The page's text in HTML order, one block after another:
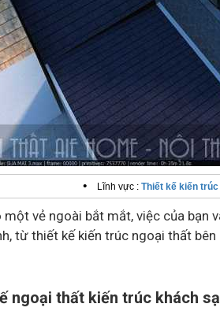
• Lĩnh vực : Thiết kế kiến
một vẻ ngoài bắt mắt, việc của bạn
từ thiết kế kiến trúc ngoại thất
ngoại thất kiến trúc khách